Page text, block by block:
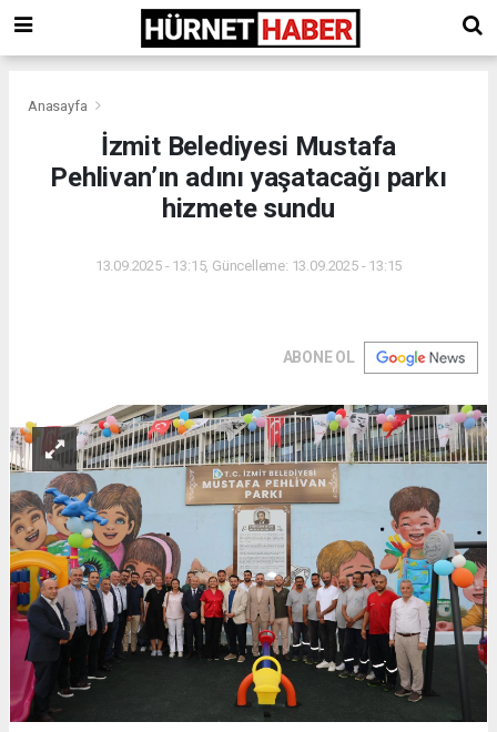
Anasayfa
İzmit Belediyesi Mustafa
Pehlivan’ın adını yaşatacağı parkı
hizmete sundu
13.09.2025 - 13:15, Güncelleme: 13.09.2025 - 13:15
ABONE OL